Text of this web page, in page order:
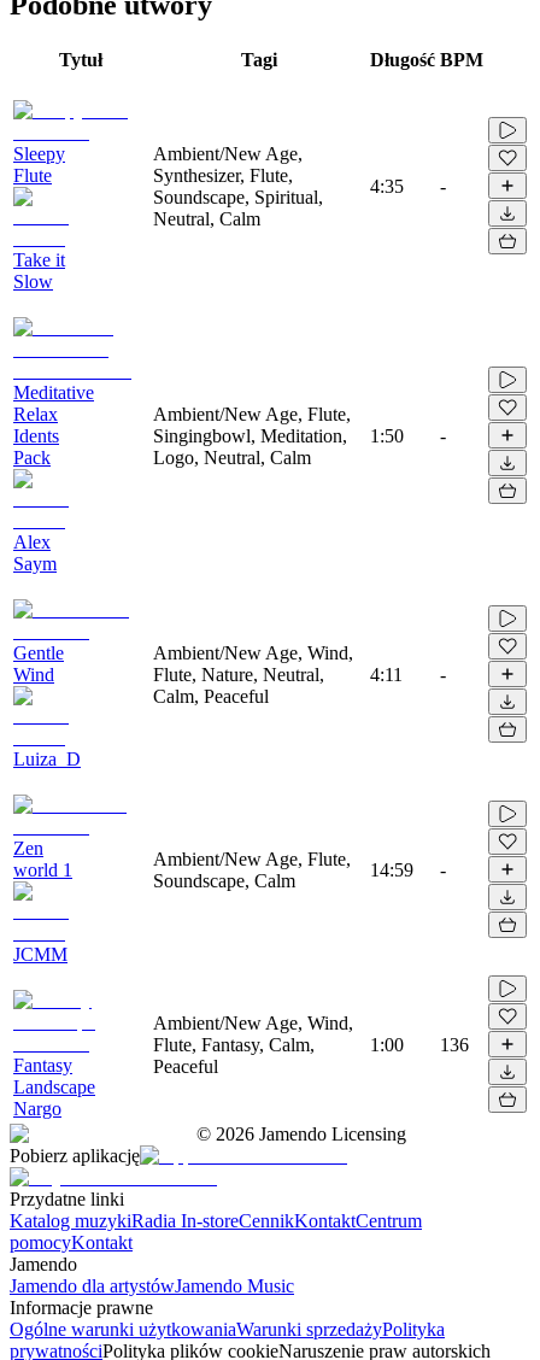
Tytuł Tagi Długość BPM
Sleepy
Flute
Take it
Slow
Ambient/New Age,
Synthesizer, Flute,
Soundscape, Spiritual,
Neutral, Calm
4:35 -
Meditative
Relax
Idents
Pack
Alex
Saym
Ambient/New Age, Flute,
Singingbowl, Meditation,
Logo, Neutral, Calm
1:50 -
Gentle
Wind
Luiza_D
Ambient/New Age, Wind,
Flute, Nature, Neutral,
Calm, Peaceful
4:11 -
Zen
world 1
JCMM
Ambient/New Age, Flute,
Soundscape, Calm
14:59 -
Fantasy
Landscape
Nargo
Ambient/New Age, Wind,
Flute, Fantasy, Calm,
Peaceful
1:00 136
© 2026 Jamendo Licensing
Pobierz aplikację
Przydatne linki
Katalog muzykiRadia In-storeCennikKontaktCentrum
pomocyKontakt
Jamendo
Jamendo dla artystówJamendo Music
Informacje prawne
Ogólne warunki użytkowaniaWarunki sprzedażyPolityka
prywatnościPolityka plików cookieNaruszenie praw autorskich